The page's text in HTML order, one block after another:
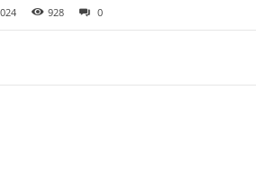
928 0